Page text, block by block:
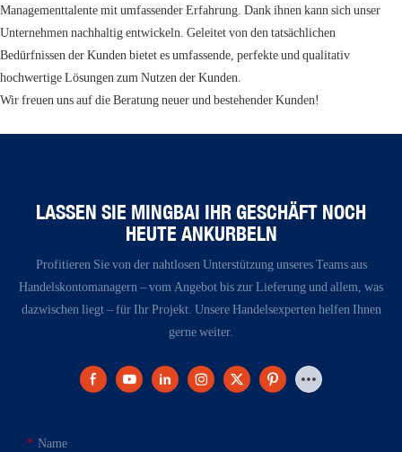
Managementtalente mit umfassender Erfahrung. Dank ihnen kann sich unser
Unternehmen nachhaltig entwickeln. Geleitet von den tatsächlichen
Bedürfnissen der Kunden bietet es umfassende, perfekte und qualitativ
hochwertige Lösungen zum Nutzen der Kunden.
Wir freuen uns auf die Beratung neuer und bestehender Kunden!
LASSEN SIE MINGBAI IHR GESCHÄFT NOCH
HEUTE ANKURBELN
Profitieren Sie von der nahtlosen Unterstützung unseres Teams aus
Handelskontomanagern – vom Angebot bis zur Lieferung und allem, was
dazwischen liegt – für Ihr Projekt. Unsere Handelsexperten helfen Ihnen
gerne weiter.
Name